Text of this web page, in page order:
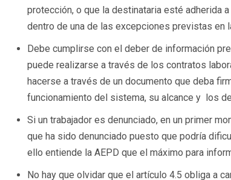
protección, o que la destinataria esté adherida
dentro de una de las excepciones previstas en
Debe cumplirse con el deber de información
puede realizarse a través de los contratos
hacerse a través de un documento que deba
funcionamiento del sistema, su alcance y los
Si un trabajador es denunciado, en un primer
que ha sido denunciado puesto que podría
ello entiende la AEPD que el máximo para
No hay que olvidar que el artículo 4.5 obliga a